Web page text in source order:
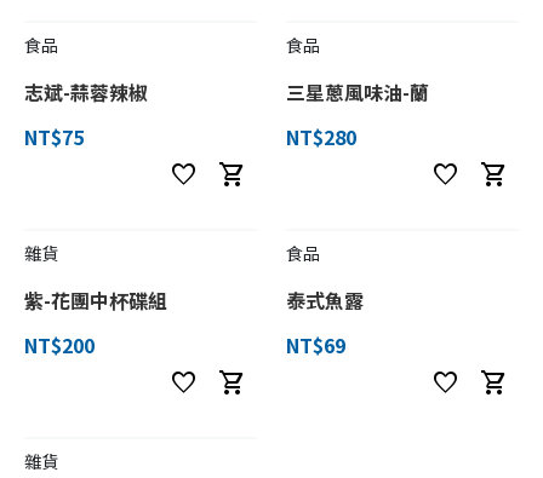
食品
志斌-蒜蓉辣椒
NT$75
favorite shopping_cart
食品
三星蔥風味油-蘭
NT$280
favorite shopping_cart
雜貨
紫-花團中杯碟組
NT$200
favorite shopping_cart
食品
泰式魚露
NT$69
favorite shopping_cart
雜貨